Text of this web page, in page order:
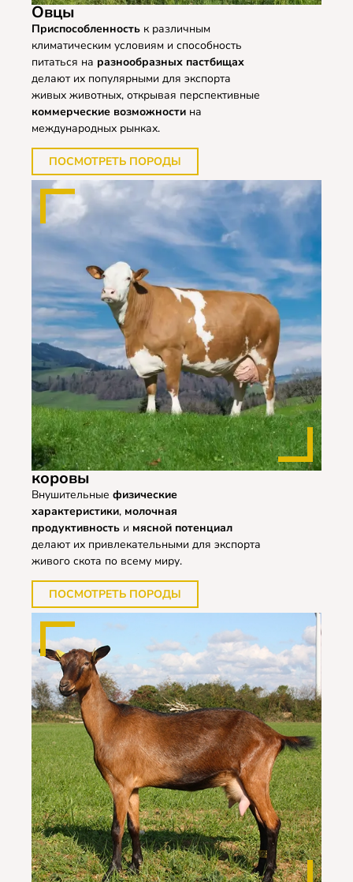
Овцы
Приспособленность к различным
климатическим условиям и способность
питаться на разнообразных пастбищах
делают их популярными для экспорта
живых животных, открывая перспективные
коммерческие возможности на
международных рынках.
ПОСМОТРЕТЬ ПОРОДЫ
коровы
Внушительные физические
характеристики, молочная
продуктивность и мясной потенциал
делают их привлекательными для экспорта
живого скота по всему миру.
ПОСМОТРЕТЬ ПОРОДЫ